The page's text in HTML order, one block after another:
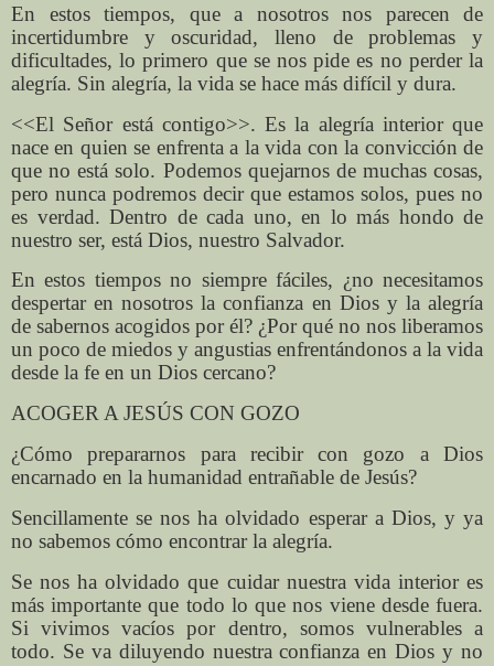
En estos tiempos, que a nosotros nos parecen de
incertidumbre y oscuridad, lleno de problemas y
dificultades, lo primero que se nos pide es no perder la
alegría. Sin alegría, la vida se hace más difícil y dura.
<<El Señor está contigo>>. Es la alegría interior que
nace en quien se enfrenta a la vida con la convicción de
que no está solo. Podemos quejarnos de muchas cosas,
pero nunca podremos decir que estamos solos, pues no
es verdad. Dentro de cada uno, en lo más hondo de
nuestro ser, está Dios, nuestro Salvador.
En estos tiempos no siempre fáciles, ¿no necesitamos
despertar en nosotros la confianza en Dios y la alegría
de sabernos acogidos por él? ¿Por qué no nos liberamos
un poco de miedos y angustias enfrentándonos a la vida
desde la fe en un Dios cercano?
ACOGER A JESÚS CON GOZO
¿Cómo prepararnos para recibir con gozo a Dios
encarnado en la humanidad entrañable de Jesús?
Sencillamente se nos ha olvidado esperar a Dios, y ya
no sabemos cómo encontrar la alegría.
Se nos ha olvidado que cuidar nuestra vida interior es
más importante que todo lo que nos viene desde fuera.
Si vivimos vacíos por dentro, somos vulnerables a
todo. Se va diluyendo nuestra confianza en Dios y no